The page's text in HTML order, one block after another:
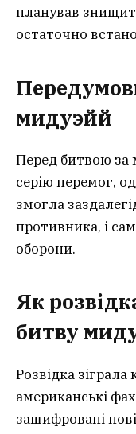
планував
остаточно
мидуэйй
Перед битвою за
серію перемог,
змогла
противника, і
оборони.
Як
битву
Розвідка
американські
зашифровані